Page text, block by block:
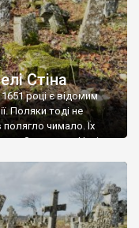
Стіна
році є відомим
Поляки тоді не
чимало. Їх
Замковим. Нині на
де епітафії стер […]